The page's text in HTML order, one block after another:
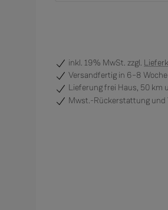
inkl. 19% MwSt. zzgl.
Versandfertig in 6–8
Lieferung frei Haus, 50 km
Mwst.-Rückerstattung und